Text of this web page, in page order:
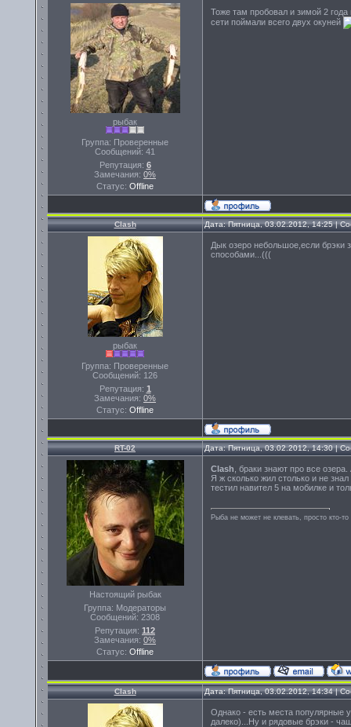
рыбак
Группа: Проверенные
Сообщений: 41
Репутация: 6
Замечания: 0%
Статус: Offline
Тоже там пробовал и зимой 2 года
сети поймали всего двух окуней
Clash Дата: Пятница, 03.02.2012, 14:25 |
рыбак
Группа: Проверенные
Сообщений: 126
Репутация: 1
Замечания: 0%
Статус: Offline
Дык озеро небольшое,если
способами...(((
RT-02 Дата: Пятница, 03.02.2012, 14:30 |
Настоящий рыбак
Группа: Модераторы
Сообщений: 2308
Репутация: 112
Замечания: 0%
Статус: Offline
Clash , браки знают про все
Я ж сколько жил столько и не
тестил навител 5 на мобилке и
Рыба не может не клевать, просто кто-
Clash Дата: Пятница, 03.02.2012, 14:34 |
Однако - есть места популярные
далеко)...Ну и рядовые брэки -